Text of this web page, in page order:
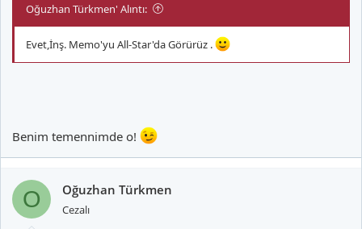
Oğuzhan Türkmen' Alıntı:
Evet,İnş. Memo'yu All-Star'da Görürüz .
Benim temennimde o!
O Oğuzhan Türkmen
Cezalı